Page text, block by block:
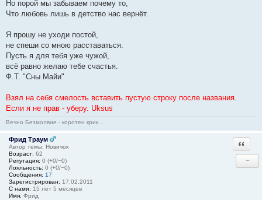
Но порой мы забываем почему то,
Что любовь лишь в детство нас вернёт.
Я прошу не уходи постой,
не спеши со мною расставаться.
Пусть я для тебя уже чужой,
всё равно желаю тебе счастья.
Ф.Т. "Сны Майи"
Взял на себя смелость вставить пустую строку после названия.
Если я не прав - уберу. Uksus
Вечно Безмолвие - коротен крик...
Фрид Траум
Автор темы, Новичок
Возраст: 62
Репутация: 0 (+0/−0)
Лояльность: 0 (+0/−0)
Сообщения: 17
Зарегистрирован: 17.02.2011
С нами: 15 лет 5 месяцев
Имя: Фрид
−